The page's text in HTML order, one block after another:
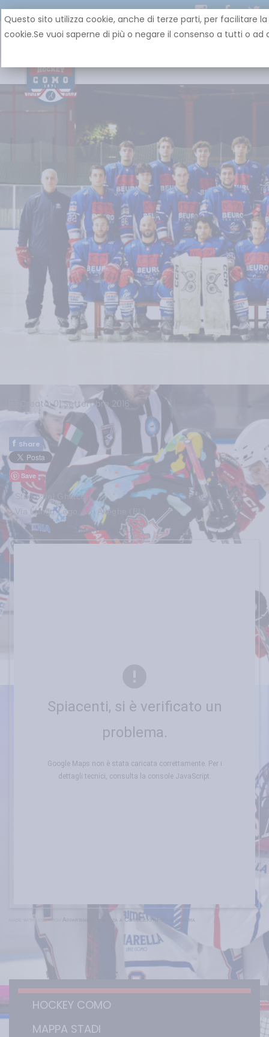
Creato: 01 Settembre 2016
f Share
Save
Stadio del Ghiaccio
Via Lungo Lago, 18, Alleghe (BL)
Spiacenti, si è verificato un
problema.
Google Maps non è stata caricata correttamente. Per i
dettagli tecnici, consulta la console JavaScript.
made with love from Appartamenti vacanza a Corralejo - Fuerteventura
HOCKEY COMO
MAPPA STADI
Questo sito utilizza cookie, anche di terze parti, per facilitare
cookie.Se vuoi saperne di più o negare il consenso a tutti o ad